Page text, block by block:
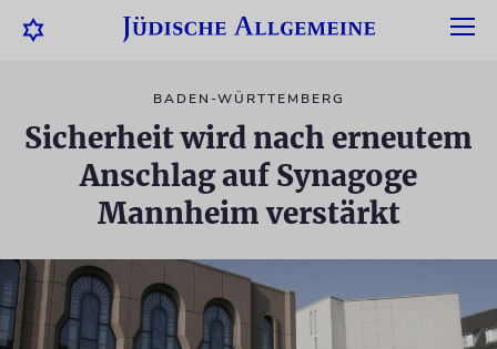
BADEN-WÜRTTEMBERG
Sicherheit wird nach erneutem
Anschlag auf Synagoge
Mannheim verstärkt